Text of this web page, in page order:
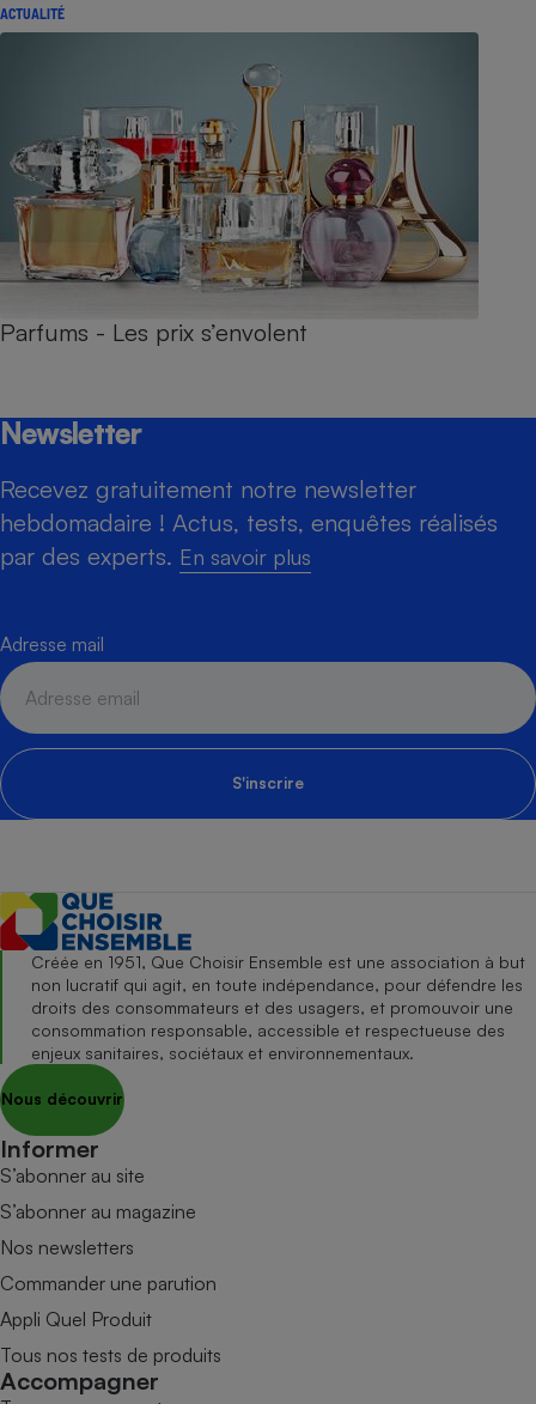
ACTUALITÉ
Parfums - Les prix s’envolent
Newsletter
Recevez gratuitement notre newsletter
hebdomadaire ! Actus, tests, enquêtes réalisés
par des experts. En savoir plus
Adresse mail
S'inscrire
Créée en 1951, Que Choisir Ensemble est une association à but
non lucratif qui agit, en toute indépendance, pour défendre les
droits des consommateurs et des usagers, et promouvoir une
consommation responsable, accessible et respectueuse des
enjeux sanitaires, sociétaux et environnementaux.
Nous découvrir
Informer
S’abonner au site
S’abonner au magazine
Nos newsletters
Commander une parution
Appli Quel Produit
Tous nos tests de produits
Accompagner